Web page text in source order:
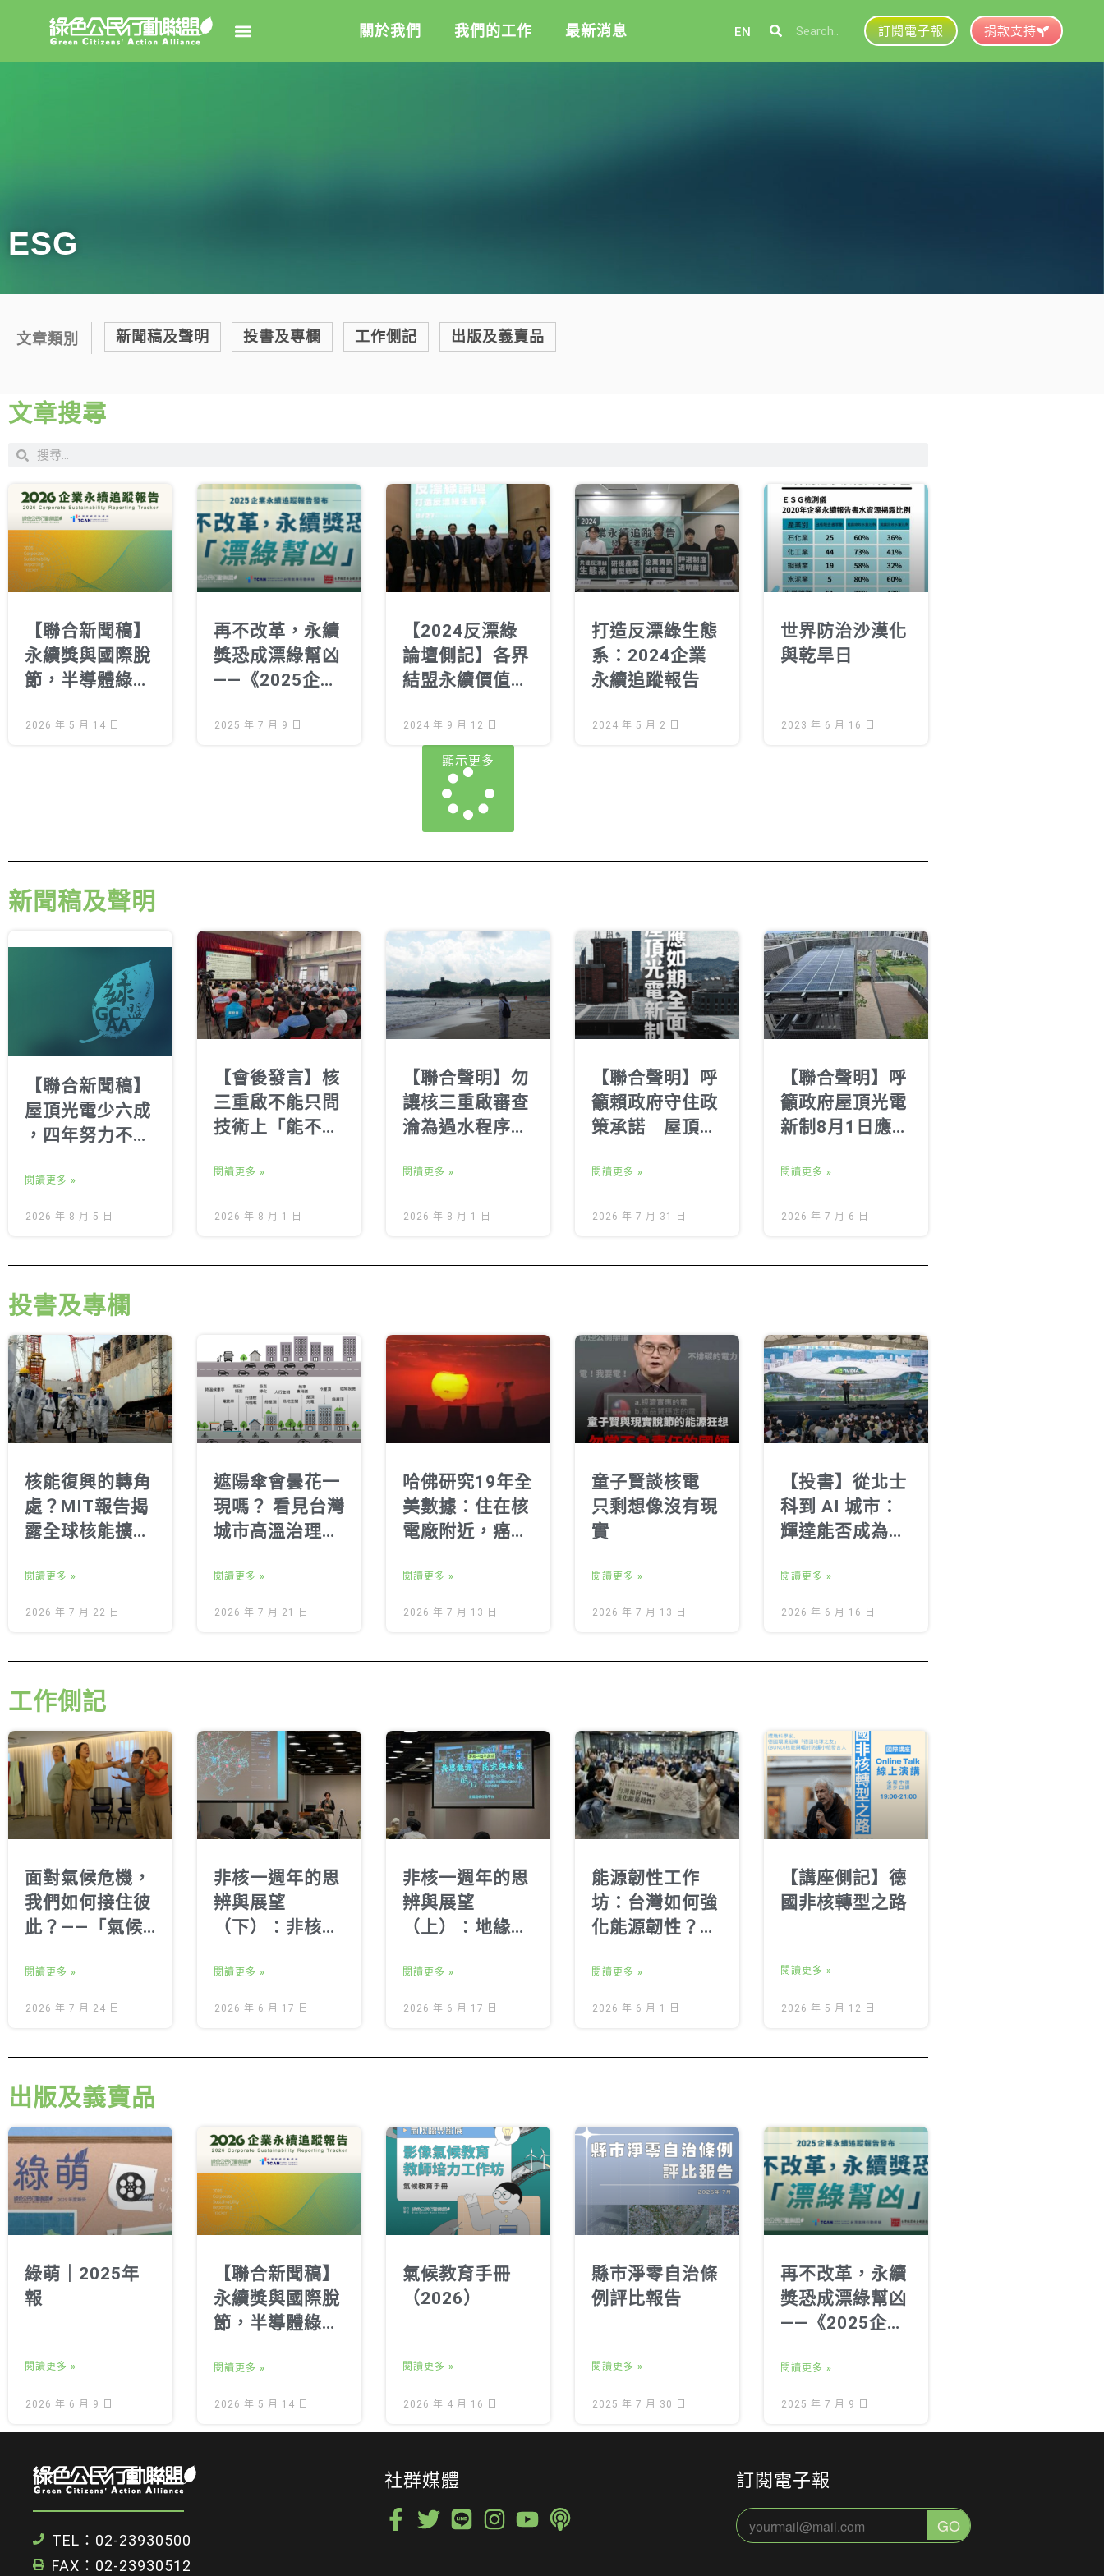
關於我們 我們的工作 最新消息 EN 訂閱電子報 捐款支持
ESG
文章類別 新聞稿及聲明 投書及專欄 工作側記 出版及義賣品
文章搜尋
【聯合新聞稿】
永續獎與國際脫
節，半導體綠電
業永續追蹤報
2026 年 5 月 14 日
再不改革，永續
獎恐成漂綠幫凶
——《2025企業
發布記者會
2025 年 7 月 9 日
【2024反漂綠
論壇側記】各界
結盟永續價值
漂綠生態系
2024 年 9 月 12 日
打造反漂綠生態
系：2024企業
永續追蹤報告
2024 年 5 月 2 日
世界防治沙漠化
與乾旱日
2023 年 6 月 16 日
顯示更多
新聞稿及聲明
【聯合新聞稿】
屋頂光電少六成
，四年努力不如
絕半套光電，年
底歸還公民完整
閱讀更多 »
2026 年 8 月 5 日
【會後發言】核
三重啟不能只問
技術上「能不能
齊喊：核安、環
都不能跳過
閱讀更多 »
2026 年 8 月 1 日
【聯合聲明】勿
讓核三重啟審查
淪為過水程序！
意，嚴審核安及
閱讀更多 »
2026 年 8 月 1 日
【聯合聲明】呼
籲賴政府守住政
策承諾 屋頂光
期全面實施
閱讀更多 »
2026 年 7 月 31 日
【聯合聲明】呼
籲政府屋頂光電
新制8月1日應如
閱讀更多 »
2026 年 7 月 6 日
投書及專欄
核能復興的轉角
處？MIT報告揭
露全球核能擴張
閱讀更多 »
2026 年 7 月 22 日
遮陽傘會曇花一
現嗎？ 看見台灣
城市高溫治理的
閱讀更多 »
2026 年 7 月 21 日
哈佛研究19年全
美數據：住在核
電廠附近，癌症
高？
閱讀更多 »
2026 年 7 月 13 日
童子賢談核電
只剩想像沒有現
實
閱讀更多 »
2026 年 7 月 13 日
【投書】從北士
科到 AI 城市：
輝達能否成為能
者？
閱讀更多 »
2026 年 6 月 16 日
工作側記
面對氣候危機，
我們如何接住彼
此？——「氣候
人一故事劇場與
心理健康探索」
閱讀更多 »
2026 年 7 月 24 日
非核一週年的思
辨與展望
（下）：非核家
會意義與未來挑
戰
閱讀更多 »
2026 年 6 月 17 日
非核一週年的思
辨與展望
（上）：地緣政
的台灣能源民主
閱讀更多 »
2026 年 6 月 17 日
能源韌性工作
坊：台灣如何強
化能源韌性？跨
的行動藍圖
閱讀更多 »
2026 年 6 月 1 日
【講座側記】德
國非核轉型之路
閱讀更多 »
2026 年 5 月 12 日
出版及義賣品
綠萌｜2025年
報
閱讀更多 »
2026 年 6 月 9 日
【聯合新聞稿】
永續獎與國際脫
節，半導體綠電
業永續追蹤報
告》發布
閱讀更多 »
2026 年 5 月 14 日
氣候教育手冊
（2026）
閱讀更多 »
2026 年 4 月 16 日
縣市淨零自治條
例評比報告
閱讀更多 »
2025 年 7 月 30 日
再不改革，永續
獎恐成漂綠幫凶
——《2025企業
發布記者會
閱讀更多 »
2025 年 7 月 9 日
TEL：02-23930500
FAX：02-23930512
社群媒體 訂閱電子報